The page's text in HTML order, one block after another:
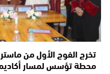
تخرج الفوج الأول من
محطة تؤسس لمسار